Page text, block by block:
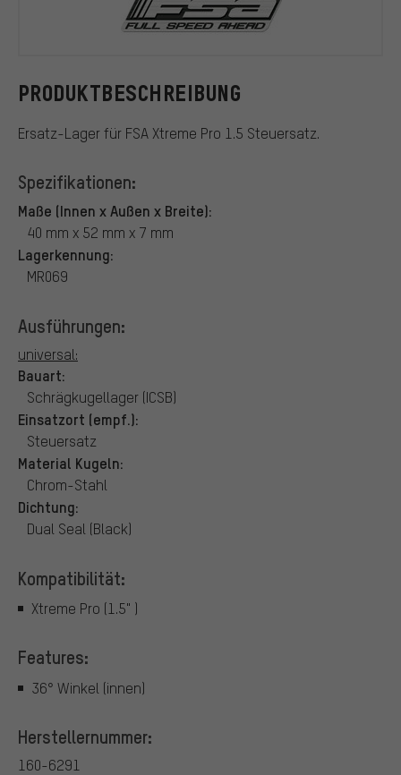
PRODUKTBESCHREIBUNG
Ersatz-Lager für FSA Xtreme Pro 1.5 Steuersatz.
Spezifikationen:
Maße (Innen x Außen x Breite):
40 mm x 52 mm x 7 mm
Lagerkennung:
MR069
Ausführungen:
universal:
Bauart:
Schrägkugellager (ICSB)
Einsatzort (empf.):
Steuersatz
Material Kugeln:
Chrom-Stahl
Dichtung:
Dual Seal (Black)
Kompatibilität:
Xtreme Pro (1.5" )
Features:
36° Winkel (innen)
Herstellernummer:
160-6291